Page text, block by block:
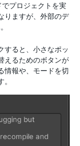
プロジェクトを実
りますが、外部のデ
すると、小さなポッ
えるためのボタンが
情報や、モードを切